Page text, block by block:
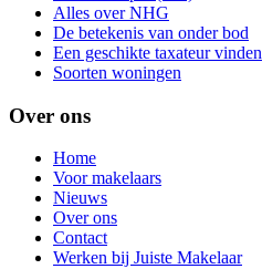
Alles over NHG
De betekenis van onder bod
Een geschikte taxateur vinden
Soorten woningen
Over ons
Home
Voor makelaars
Nieuws
Over ons
Contact
Werken bij Juiste Makelaar